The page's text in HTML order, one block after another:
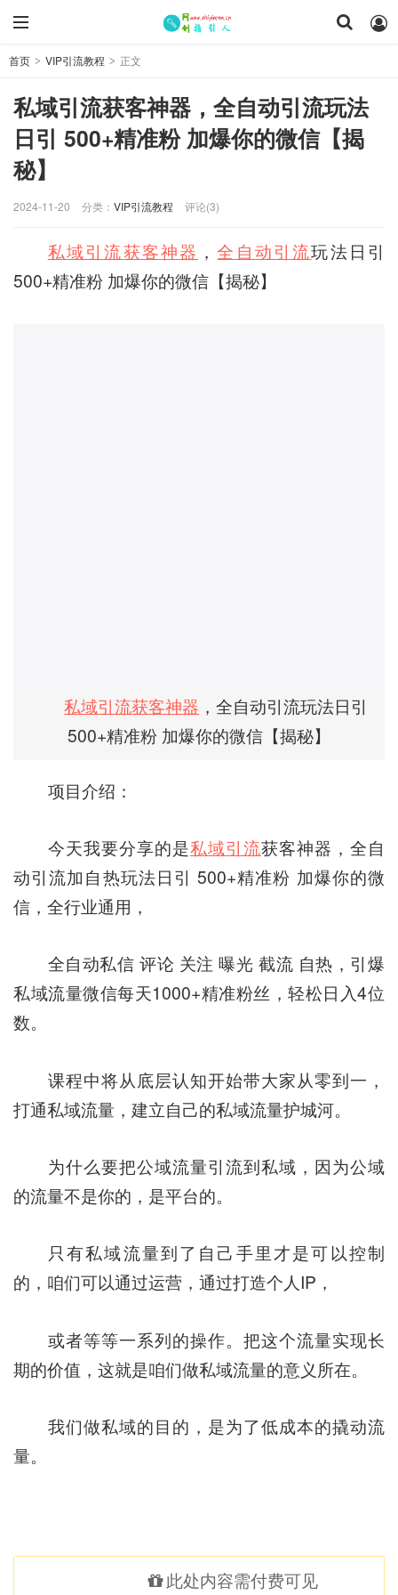
首页 > VIP引流教程 > 正文
私域引流获客神器，全自动引流玩法
日引 500+精准粉 加爆你的微信【揭
秘】
2024-11-20 分类： VIP引流教程 评论(3)
私域引流获客神器 ，全自动引流玩法日引
500+精准粉 加爆你的微信【揭秘】
私域引流获客神器 ，全自动引流玩法日引
500+精准粉 加爆你的微信【揭秘】
项目介绍：
今天我要分享的是私域引流获客神器，全自
动引流加自热玩法日引 500+精准粉 加爆你的微
信，全行业通用，
全自动私信 评论 关注 曝光 截流 自热，引爆
私域流量微信每天1000+精准粉丝，轻松日入4位
数。
课程中将从底层认知开始带大家从零到一，
打通私域流量，建立自己的私域流量护城河。
为什么要把公域流量引流到私域，因为公域
的流量不是你的，是平台的。
只有私域流量到了自己手里才是可以控制
的，咱们可以通过运营，通过打造个人IP，
或者等等一系列的操作。把这个流量实现长
期的价值，这就是咱们做私域流量的意义所在。
我们做私域的目的，是为了低成本的撬动流
量。
此处内容需付费可见